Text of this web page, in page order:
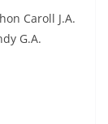
Caroll J.A.
G.A.